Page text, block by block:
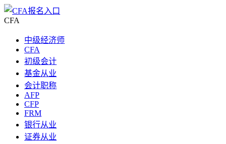
CFA
中级经济师
CFA
初级会计
基金从业
会计职称
AFP
CFP
FRM
银行从业
证券从业